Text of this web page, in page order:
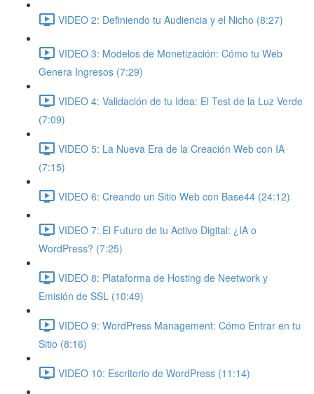
VIDEO 2: Definiendo tu Audiencia y el Nicho (8:27)
VIDEO 3: Modelos de Monetización: Cómo tu Web
Genera Ingresos (7:29)
VIDEO 4: Validación de tu Idea: El Test de la Luz Verde
(7:09)
VIDEO 5: La Nueva Era de la Creación Web con IA
(7:15)
VIDEO 6: Creando un Sitio Web con Base44 (24:12)
VIDEO 7: El Futuro de tu Activo Digital: ¿IA o
WordPress? (7:25)
VIDEO 8: Plataforma de Hosting de Neetwork y
Emisión de SSL (10:49)
VIDEO 9: WordPress Management: Cómo Entrar en tu
Sitio (8:16)
VIDEO 10: Escritorio de WordPress (11:14)